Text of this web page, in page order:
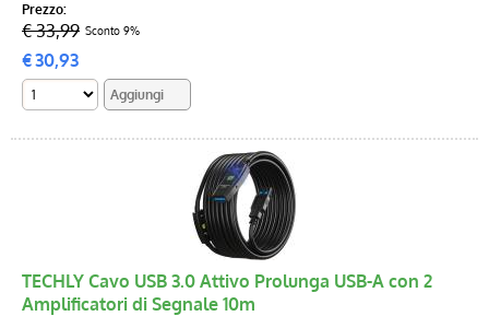
Prezzo:
€ 33,99 Sconto 9%
€30,93
TECHLY Cavo USB 3.0 Attivo Prolunga USB-A con 2
Amplificatori di Segnale 10m